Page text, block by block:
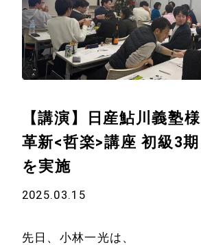
【講演】日産鮎川義塾
革新<哲楽>講座 初級3
を実施
2025.03.15
先日、小林一光は、